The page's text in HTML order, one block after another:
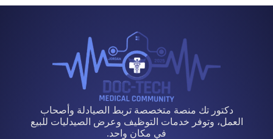
دكتور تك منصة متخصصة تربط الصيادلة وأصحاب
العمل، وتوفر خدمات التوظيف وعرض الصيدليات للبيع
في مكان واحد.